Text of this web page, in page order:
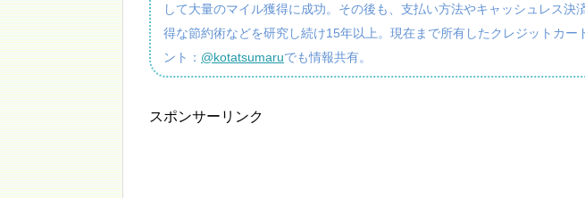
して大量のマイル獲得に成功。その後も、支払い方法やキャッシュレス決
得な節約術などを研究し続け15年以上。現在まで所有したクレジットカー
ント： @kotatsumaruでも情報共有。
スポンサーリンク